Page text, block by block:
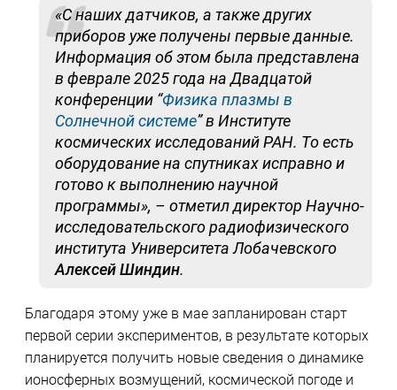
«С наших датчиков, а также других
приборов уже получены первые данные.
Информация об этом была представлена
в феврале 2025 года на Двадцатой
конференции “Физика плазмы в
Солнечной системе” в Институте
космических исследований РАН. То есть
оборудование на спутниках исправно и
готово к выполнению научной
программы», – отметил директор Научно-
исследовательского радиофизического
института Университета Лобачевского
Алексей Шиндин.
Благодаря этому уже в мае запланирован старт
первой серии экспериментов, в результате которых
планируется получить новые сведения о динамике
ионосферных возмущений, космической погоде и